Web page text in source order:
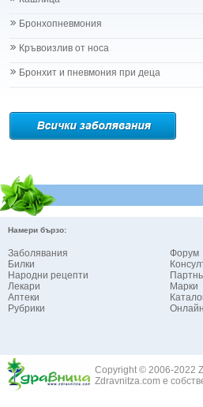
Бронхопневмония
Кръвоизлив от носа
Бронхит и пневмония при деца
Намери бързо:
Заболявания
Билки
Народни рецепти
Лекари
Аптеки
Рубрики
Форум
Марки
Copyright © 2006-2022
Zdravnitza.com е